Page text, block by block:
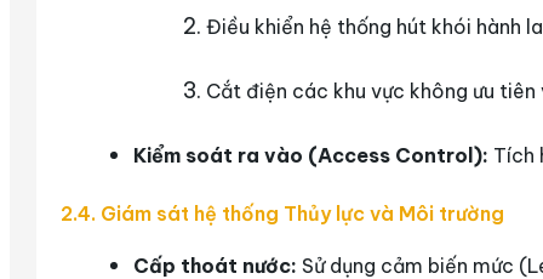
Điều khiển hệ thống hút khói hành
Cắt điện các khu vực không ưu
Kiểm soát ra vào (Access Control): Tích
2.4. Giám sát hệ thống Thủy lực và Môi trường
Cấp thoát nước: Sử dụng cảm biến mức